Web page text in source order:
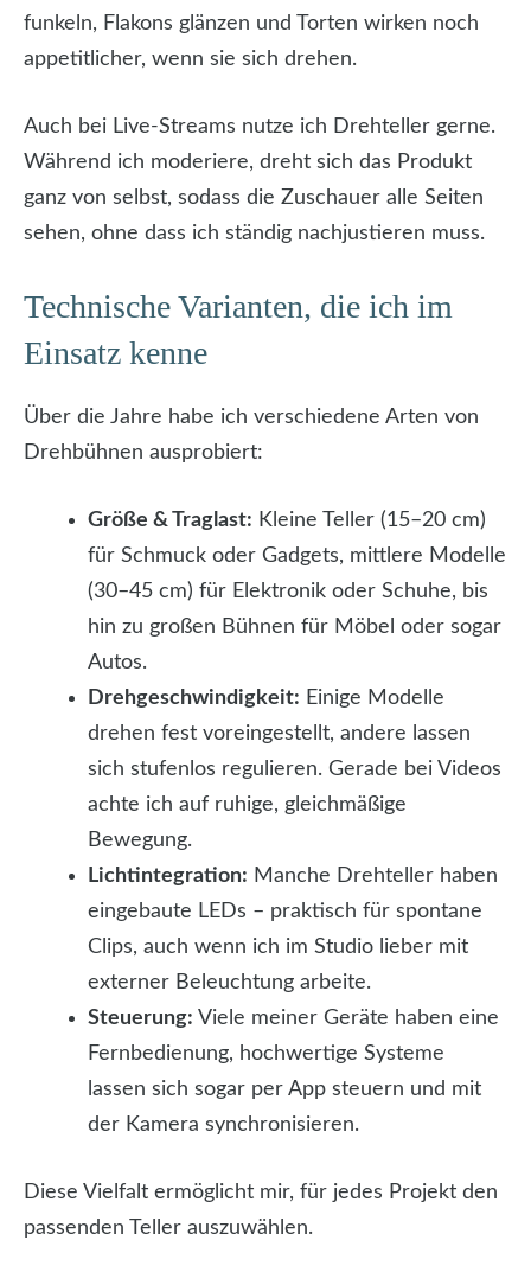
funkeln, Flakons glänzen und Torten wirken noch
appetitlicher, wenn sie sich drehen.
Auch bei Live-Streams nutze ich Drehteller gerne.
Während ich moderiere, dreht sich das Produkt
ganz von selbst, sodass die Zuschauer alle Seiten
sehen, ohne dass ich ständig nachjustieren muss.
Technische Varianten, die ich im
Einsatz kenne
Über die Jahre habe ich verschiedene Arten von
Drehbühnen ausprobiert:
Größe & Traglast: Kleine Teller (15–20 cm)
für Schmuck oder Gadgets, mittlere Modelle
(30–45 cm) für Elektronik oder Schuhe, bis
hin zu großen Bühnen für Möbel oder sogar
Autos.
Drehgeschwindigkeit: Einige Modelle
drehen fest voreingestellt, andere lassen
sich stufenlos regulieren. Gerade bei Videos
achte ich auf ruhige, gleichmäßige
Bewegung.
Lichtintegration: Manche Drehteller haben
eingebaute LEDs – praktisch für spontane
Clips, auch wenn ich im Studio lieber mit
externer Beleuchtung arbeite.
Steuerung: Viele meiner Geräte haben eine
Fernbedienung, hochwertige Systeme
lassen sich sogar per App steuern und mit
der Kamera synchronisieren.
Diese Vielfalt ermöglicht mir, für jedes Projekt den
passenden Teller auszuwählen.